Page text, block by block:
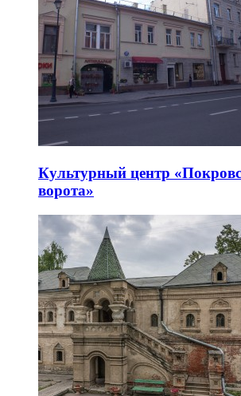
Культурный центр
ворота»